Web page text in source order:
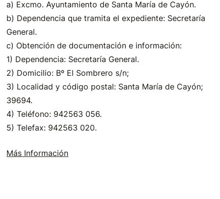
a) Excmo. Ayuntamiento de Santa María de Cayón.
b) Dependencia que tramita el expediente: Secretaría
General.
c) Obtención de documentación e información:
1) Dependencia: Secretaría General.
2) Domicilio: Bº El Sombrero s/n;
3) Localidad y código postal: Santa María de Cayón;
39694.
4) Teléfono: 942563 056.
5) Telefax: 942563 020.
Más Información